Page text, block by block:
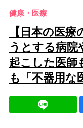
健康・医療
【日本の医
うとする病院
起こした医師
も「不器用な